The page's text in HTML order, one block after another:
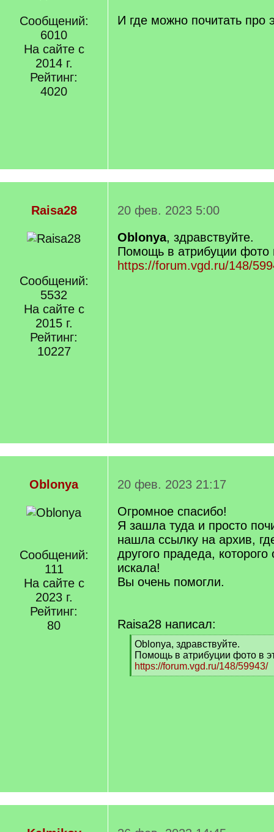
Сообщений:
6010
На сайте с
2014 г.
Рейтинг:
4020
q
]
И где можно почитать про
Raisa28
Сообщений:
5532
На сайте с
2015 г.
Рейтинг:
10227
20 фев. 2023 5:00
Oblonya, здравствуйте.
Помощь в атрибуции фото
https://forum.vgd.ru/148/
Oblonya
Сообщений:
111
На сайте с
2023 г.
Рейтинг:
80
20 фев. 2023 21:17
Огромное спасибо!
Я зашла туда и просто
нашла ссылку на архив,
другого прадеда, которого
искала!
Вы очень помогли.
Raisa28 написал:
[
q
]
Oblonya, здравствуйте.
Помощь в атрибуции фото в
https://forum.vgd.ru/148/59943/
[